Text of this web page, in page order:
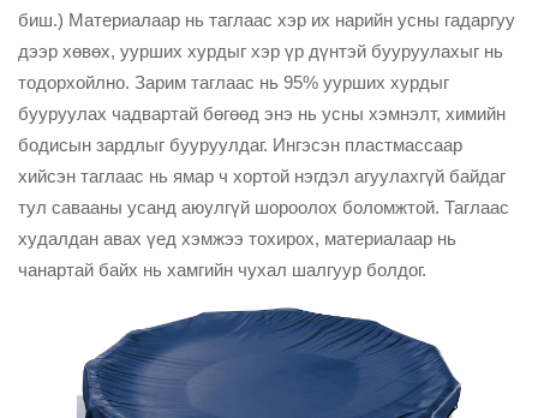
биш.) Материалаар нь таглаас хэр их нарийн усны гадаргуу
дээр хөвөх, уурших хурдыг хэр үр дүнтэй бууруулахыг нь
тодорхойлно. Зарим таглаас нь 95% уурших хурдыг
бууруулах чадвартай бөгөөд энэ нь усны хэмнэлт, химийн
бодисын зардлыг бууруулдаг. Ингэсэн пластмассаар
хийсэн таглаас нь ямар ч хортой нэгдэл агуулахгүй байдаг
тул савааны усанд аюулгүй шороолох боломжтой. Таглаас
худалдан авах үед хэмжээ тохирох, материалаар нь
чанартай байх нь хамгийн чухал шалгуур болдог.